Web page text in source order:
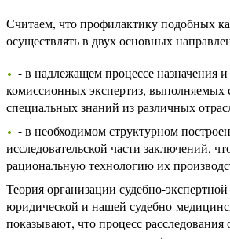
Считаем, что профилактику подобных
осуществлять в двух основных
- в надлежащем процессе назначения
комиссионных экспертиз, выполняемых
специальных знаний из различных
- в необходимом структурном
исследовательской части заключений,
рациональную технологию их
Теория организации судебно-
юридической и нашей судебно-
показывают, что процесс расследования